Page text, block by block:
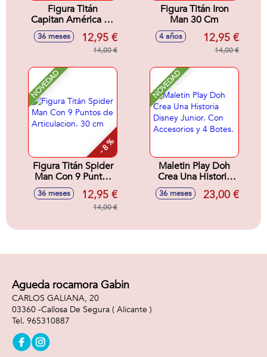
Figura Titán
Capitan América 30
cm
36 meses 12,95 €
14,00 €
Figura Titán Iron
Man 30 Cm
4 años 12,95 €
14,00 €
NOVEDAD
- 8 %
Figura Titán Spider
Man Con 9 Puntos
de Articulacion. 30
cm
36 meses 12,95 €
14,00 €
NOVEDAD
Maletin Play Doh
Crea Una Historia
Disney Junior. Con
Accesorios y 4
36 meses 23,00 €
Agueda rocamora Gabin
CARLOS GALIANA, 20
03360 -Callosa De Segura ( Alicante )
965310887